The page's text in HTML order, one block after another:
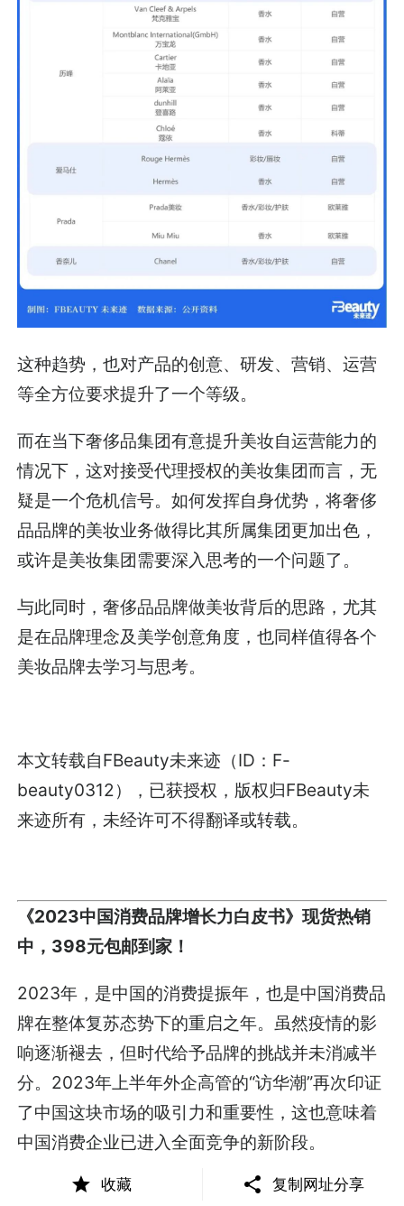
这种趋势，也对产品的创意、研发、营销、运营
等全方位要求提升了一个等级。
而在当下奢侈品集团有意提升美妆自运营能力的
情况下，这对接受代理授权的美妆集团而言，无
疑是一个危机信号。如何发挥自身优势，将奢侈
品品牌的美妆业务做得比其所属集团更加出色，
或许是美妆集团需要深入思考的一个问题了。
与此同时，奢侈品品牌做美妆背后的思路，尤其
是在品牌理念及美学创意角度，也同样值得各个
美妆品牌去学习与思考。
本文转载自FBeauty未来迹 （ID：F-
beauty0312），已获授权，版权归FBeauty未
来迹所有，未经许可不得翻译或转载。
《2023中国消费品牌增长力白皮书》现货热销
中，398元包邮到家！
2023年，是中国的消费提振年，也是中国消费品
牌在整体复苏态势下的重启之年。虽然疫情的影
响逐渐褪去，但时代给予品牌的挑战并未消减半
分。2023年上半年外企高管的“访华潮”再次印证
了中国这块市场的吸引力和重要性，这也意味着
中国消费企业已进入全面竞争的新阶段。
中国消费品牌究竟该如何理解环境变化带来的挑
收藏 复制网址分享